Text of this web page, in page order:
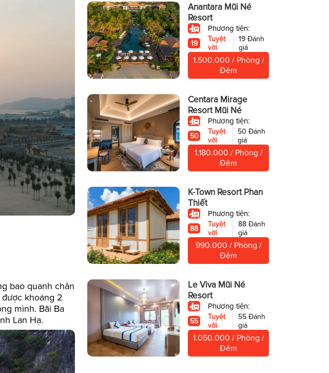
bao quanh chân
khoảng 2
mình. Bãi Ba
Lan Hạ.
Anantara Mũi Né
Resort
Phương tiện:
19
Tuyệt
vời
19 Đánh
giá
1.500.000 / Phòng /
Đêm
Centara Mirage
Resort Mũi Né
Phương tiện:
50
Tuyệt
vời
50 Đánh
giá
1.180.000 / Phòng /
Đêm
K-Town Resort Phan
Thiết
Phương tiện:
88
Tuyệt
vời
88 Đánh
giá
990.000 / Phòng /
Đêm
Le Viva Mũi Né
Resort
Phương tiện:
55
Tuyệt
vời
55 Đánh
giá
1.050.000 / Phòng /
Đêm